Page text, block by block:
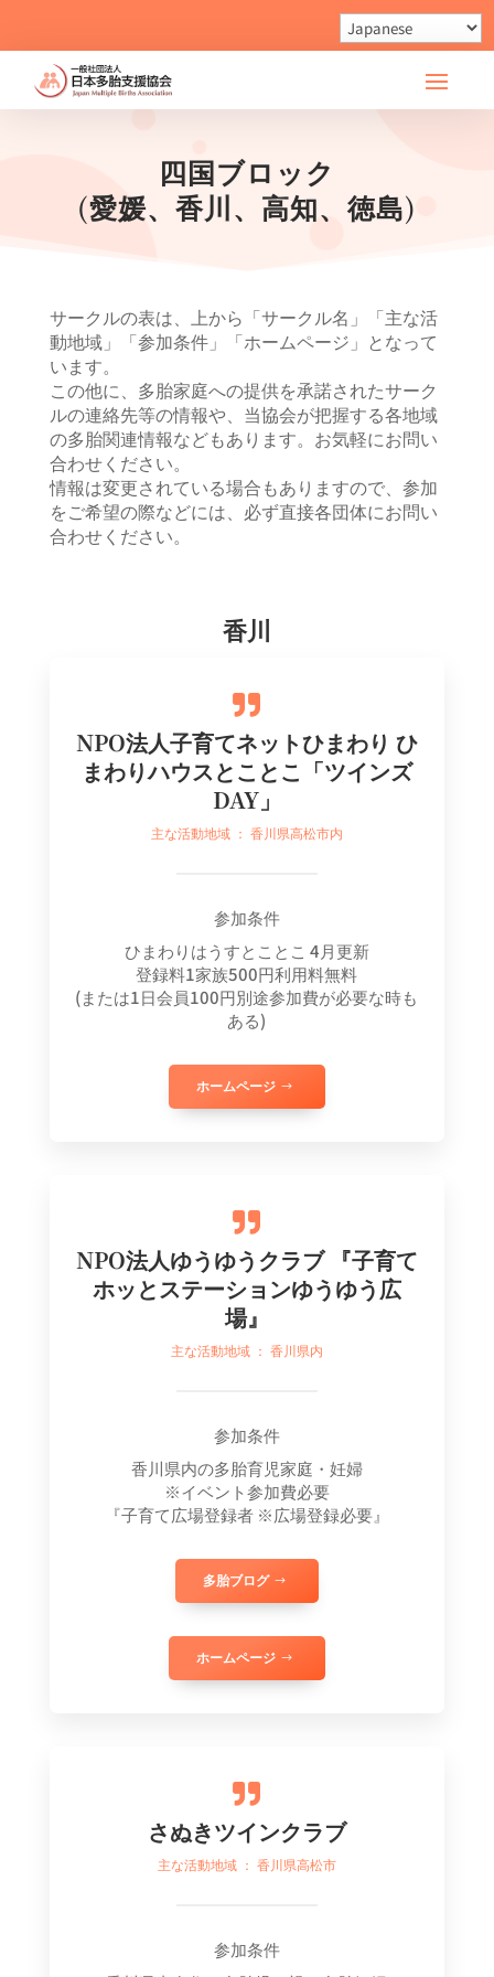
四国ブロック
(愛媛、香川、高知、徳島)
サークルの表は、上から「サークル名」「主な活
動地域」「参加条件」「ホームページ」となって
います。
この他に、多胎家庭への提供を承諾されたサーク
ルの連絡先等の情報や、当協会が把握する各地域
の多胎関連情報などもあります。お気軽にお問い
合わせください。
情報は変更されている場合もありますので、参加
をご希望の際などには、必ず直接各団体にお問い
合わせください。
香川

NPO法人子育てネットひまわり ひ
まわりハウスとことこ「ツインズ
DAY」
主な活動地域 ： 香川県高松市内
参加条件
ひまわりはうすとことこ 4月更新
登録料1家族500円利用料無料
(または1日会員100円別途参加費が必要な時も
ある)
ホームページ

NPO法人ゆうゆうクラブ 『子育て
ホッとステーションゆうゆう広
場』
主な活動地域 ： 香川県内
参加条件
香川県内の多胎育児家庭・妊婦
※イベント参加費必要
『子育て広場登録者 ※広場登録必要』
多胎ブログ
ホームページ

さぬきツインクラブ
主な活動地域 ： 香川県高松市
参加条件